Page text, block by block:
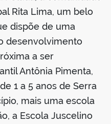
Rita Lima, um belo
dispõe de uma
desenvolvimento
a ser
Antônia Pimenta,
1 a 5 anos de Serra
mais uma escola
a Escola Juscelino